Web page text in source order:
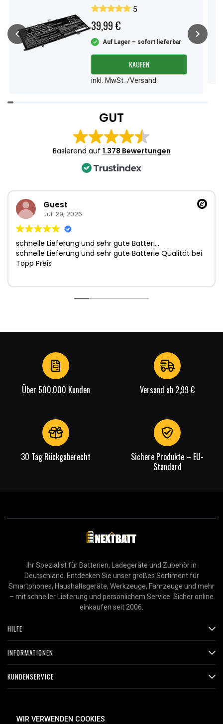
5
39,99 €
Auf Lager – sofort lieferbar
KAUFEN
inkl. MwSt. /Versand
Item
GUT
Basierend auf 1.378 Bewertungen
Guest
Juli 29, 2026
schnelle Lieferung und sehr gute Batteri…
schnelle Lieferung und sehr gute Batterie Qualität bei
Topp Preis
Über 500.000 Kunden Versand ab 2,99 €
30 Tag Rückgaberecht
Sichere Produkte – EU-
Standard
Ihr Spezialist für Batterien, Ladegeräte und Zubehör in
Deutschland. Entdecken Sie unser großes Sortiment für
Smartphones, Haushaltsgeräte, Werkzeuge, Fahrzeuge und mehr
– mit schneller Lieferung und persönlichem Service. Sicher online
einkaufen seit 2006.
HILFE
INFORMATIONEN
KUNDENSERVICE
ZAHLUNGSMETHODEN
WIR VERWENDEN COOKIES